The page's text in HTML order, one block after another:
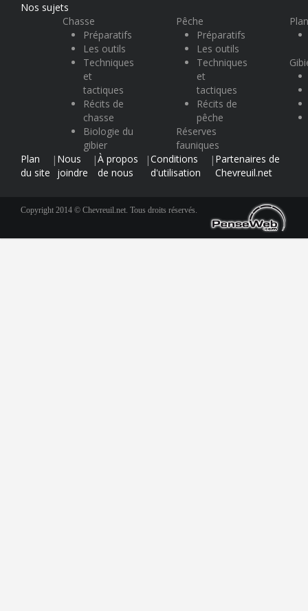
Nos sujets
Chasse
Préparatifs
Les outils
Techniques
et
tactiques
Récits de
chasse
Biologie du
gibier
Pêche
Préparatifs
Les outils
Techniques
et
tactiques
Récits de
pêche
Réserves
fauniques
Plan
du site
| Nous
joindre
|À propos
de nous
|Conditions
d'utilisation
| Partenaires de
Chevreuil.net
Copyright 2014 © Chevreuil.net. Tous droits réservés.